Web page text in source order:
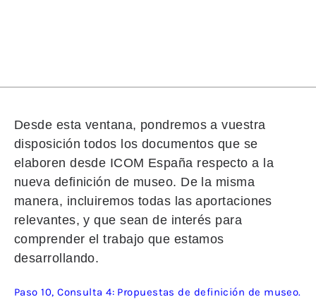
Desde esta ventana, pondremos a vuestra
disposición todos los documentos que se
elaboren desde ICOM España respecto a la
nueva definición de museo. De la misma
manera, incluiremos todas las aportaciones
relevantes, y que sean de interés para
comprender el trabajo que estamos
desarrollando.
Paso 10, Consulta 4: Propuestas de definición de museo.